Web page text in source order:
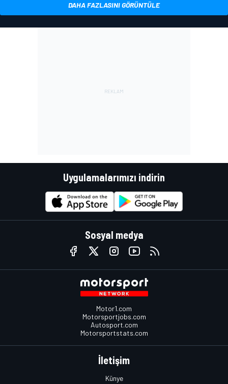
DAHA FAZLASINI GÖRÜNTÜLE
Uygulamalarımızı indirin
Sosyal medya
Motor1.com
Motorsportjobs.com
Autosport.com
Motorsportstats.com
İletişim
Künye